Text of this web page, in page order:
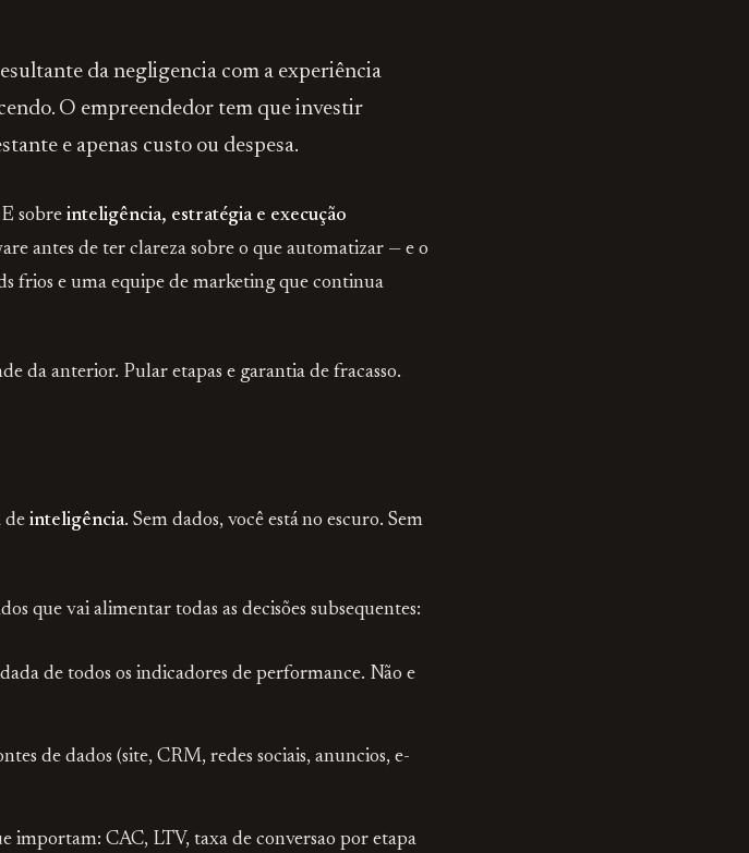
da negligencia com a experiência
O empreendedor tem que investir
e apenas custo ou despesa.
sobre inteligência, estratégia e execução
antes de ter clareza sobre o que automatizar — e o
frios e uma equipe de marketing que continua
da anterior. Pular etapas e garantia de fracasso.
de inteligência. Sem dados, você está no escuro. Sem
que vai alimentar todas as decisões subsequentes:
de todos os indicadores de performance. Não e
de dados (site, CRM, redes sociais, anuncios, e-
importam: CAC, LTV, taxa de conversao por etapa